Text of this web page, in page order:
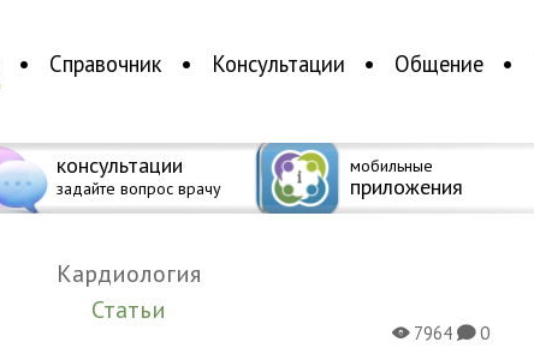
Справочник Консультации Общение
консультации
задайте вопрос врачу
мобильные
приложения
Кардиология
Статьи
X7964K0